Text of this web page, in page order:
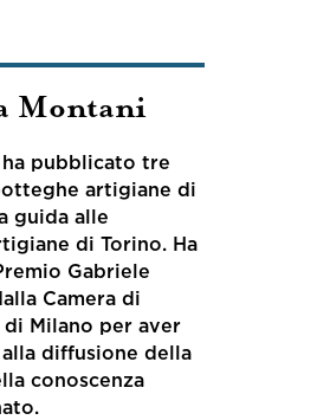
Montani
ha pubblicato tre
artigiane di
guida alle
di Torino. Ha
Gabriele
Camera di
di Milano per aver
diffusione della
conoscenza